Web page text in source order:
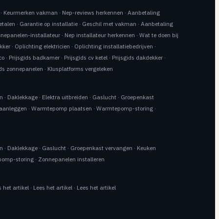
· Keurmerken vakman · Nep-reviews herkennen ·Aanbetaling
· Garantie op installatie · Geschil met vakman ·Aanbetaling
installateur · Nep installateur herkennen ·Wat te doen bij
· Oplichting elektricien · Oplichting installatiebedrijven ·
· Prijsgids badkamer · Prijsgids cv ketel · Prijsgids dakdekker ·
zonnepanelen · Klusplatforms vergeleken
· Daklekkage · Elektra uitbreiden · Gaslucht · Groepenkast
·Warmtepomp plaatsen ·Warmtepomp-storing ·
· Daklekkage · Gaslucht · Groepenkast vervangen · Keuken
storing · Zonnepanelen installeren
het artikel · Lees het artikel · Lees het artikel